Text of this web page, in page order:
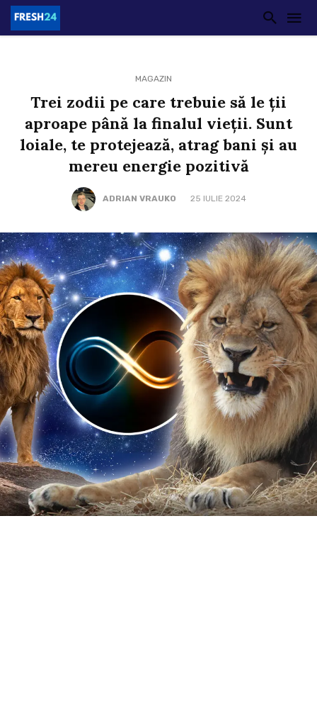
MAGAZIN
Trei zodii pe care trebuie să le ții
aproape până la finalul vieții. Sunt
loiale, te protejează, atrag bani și au
mereu energie pozitivă
ADRIAN VRAUKO 25 IULIE 2024